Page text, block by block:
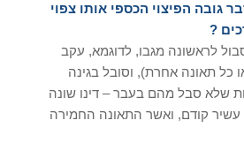
גובה הפיצוי הכספי אותו צפוי
?
לראשונה מגבו, לדוגמא, עקב
כל תאונה אחרת), וסובל בגינה
שלא סבל מהם בעבר – דינו שונה
עשיר קודם, ואשר התאונה החמירה